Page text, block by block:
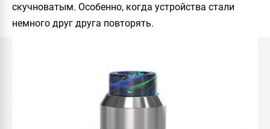
скучноватым. Особенно, когда устройства стали
немного друг друга повторять.